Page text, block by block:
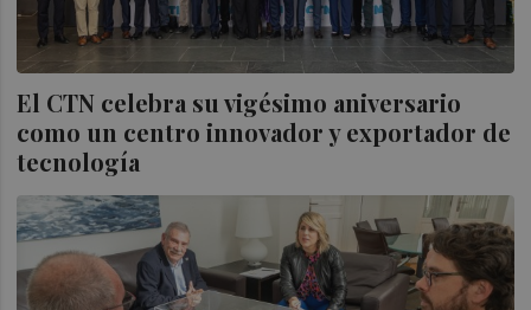
El CTN celebra su vigésimo aniversario
como un centro innovador y exportador de
tecnología